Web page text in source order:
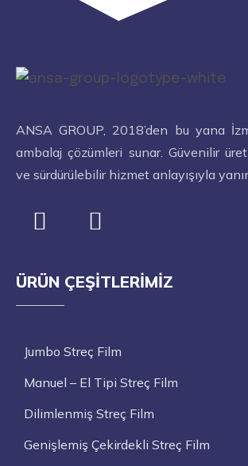
ANSA GROUP, 2018’den bu yana
ambalaj çözümleri sunar. Güvenilir
ve sürdürülebilir hizmet anlayışıyla
ÜRÜN ÇEŞITLERIMIZ
Jumbo Streç Film
Manuel – El Tipi Streç Film
Dilimlenmiş Streç Film
Genişlemiş Çekirdekli Streç Film